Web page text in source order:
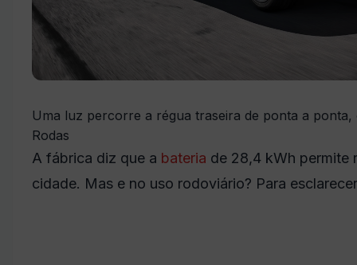
Uma luz percorre a régua traseira de ponta a
Rodas
A fábrica diz que a bateria de 28,4 kWh permite
cidade. Mas e no uso rodoviário? Para